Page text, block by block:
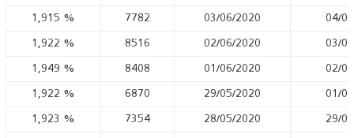
1,915 % 7782 03/06/2020 04/
1,922 % 8516 02/06/2020 03/
1,949 % 8408 01/06/2020 02/
1,922 % 6870 29/05/2020 01/
1,923 % 7354 28/05/2020 29/